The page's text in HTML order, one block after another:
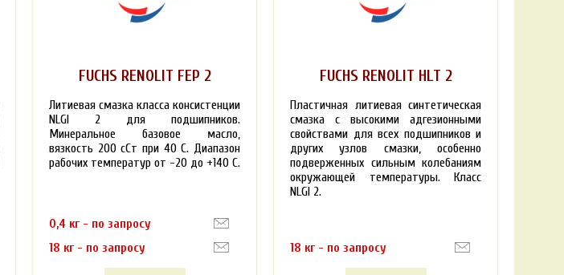
FUCHS RENOLIT FEP 2
Литиевая смазка класса консистенции
NLGI 2 для подшипников.
Минеральное базовое масло,
вязкость 200 сСт при 40 С. Диапазон
рабочих температур от -20 до +140 С.
0,4 кг - по запросу
18 кг - по запросу
FUCHS RENOLIT HLT 2
Пластичная литиевая синтетическая
смазка с высокими адгезионными
свойствами для всех подшипников и
других узлов смазки, особенно
подверженных сильным колебаниям
окружающей температуры. Класс
NLGI 2.
18 кг - по запросу